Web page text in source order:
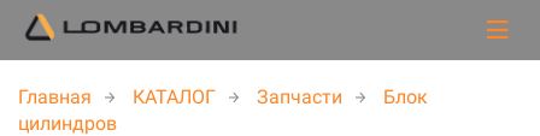
Главная КАТАЛОГ Запчасти
Блок
цилиндров